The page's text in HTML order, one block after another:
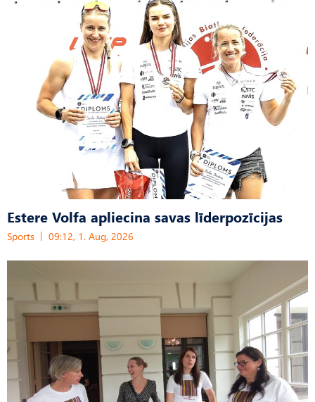
Estere Volfa apliecina savas līderpozīcijas
Sports 09:12, 1. Aug, 2026